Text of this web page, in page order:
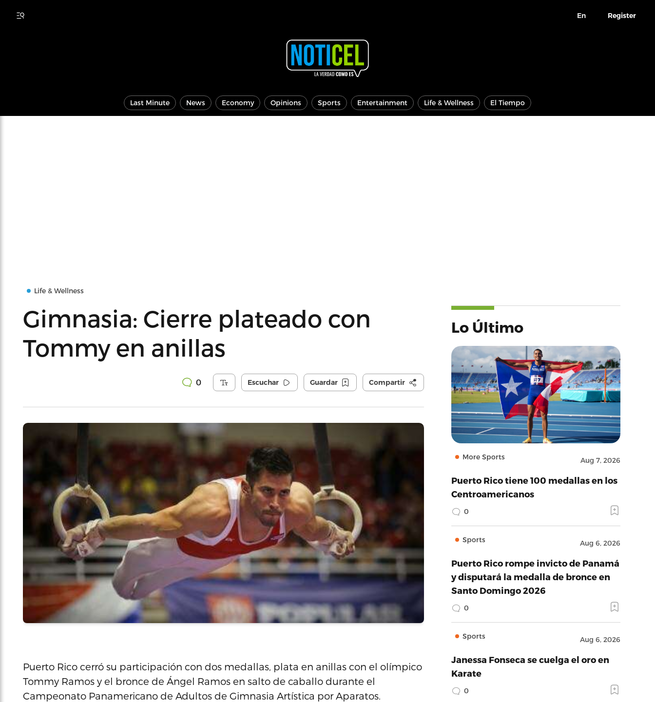
En Register
Last Minute News Economy Opinions Sports Entertainment Life & Wellness El Tiempo
Life & Wellness
Gimnasia: Cierre plateado con
Tommy en anillas
0 Escuchar Guardar Compartir
Puerto Rico cerró su participación con dos medallas, plata en anillas con el olímpico
Tommy Ramos y el bronce de Ángel Ramos en salto de caballo durante el
Campeonato Panamericano de Adultos de Gimnasia Artística por Aparatos.
Lo Último
More Sports Aug 7, 2026
Puerto Rico tiene 100 medallas en los
Centroamericanos
0
Sports Aug 6, 2026
Puerto Rico rompe invicto de Panamá
y disputará la medalla de bronce en
Santo Domingo 2026
0
Sports Aug 6, 2026
Janessa Fonseca se cuelga el oro en
Karate
0